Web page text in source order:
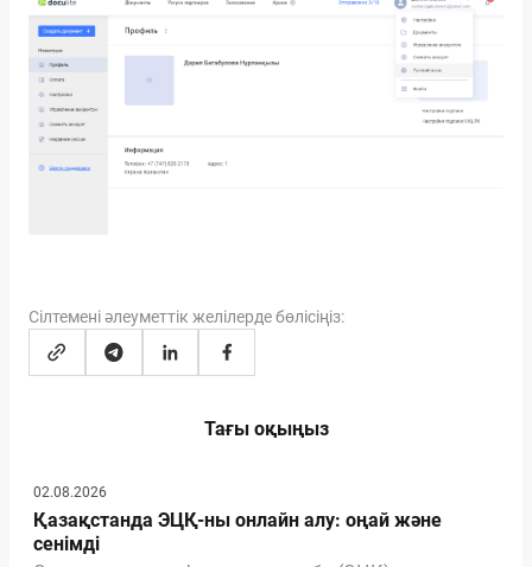
Сілтемені әлеуметтік желілерде бөлісіңіз:
Тағы оқыңыз
02.08.2026
Қазақстанда ЭЦҚ-ны онлайн алу: оңай және
сенімді